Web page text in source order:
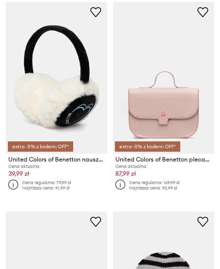
extra -5% z kodem: OFF*
United Colors of Benetton nauszniki
Cena aktualna:
39,99 zł
Cena regularna:79,99 zł
Najniższa cena:41,99 zł
extra -5% z kodem: OFF*
United Colors of Benetton plecak dziecięcy
Cena aktualna:
87,99 zł
Cena regularna:169,99 zł
Najniższa cena:92,99 zł